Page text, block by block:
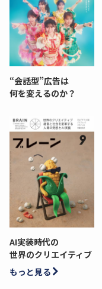
“会話型”広告は
何を変えるのか？
AI実装時代の
世界のクリエイティブ
もっと見る